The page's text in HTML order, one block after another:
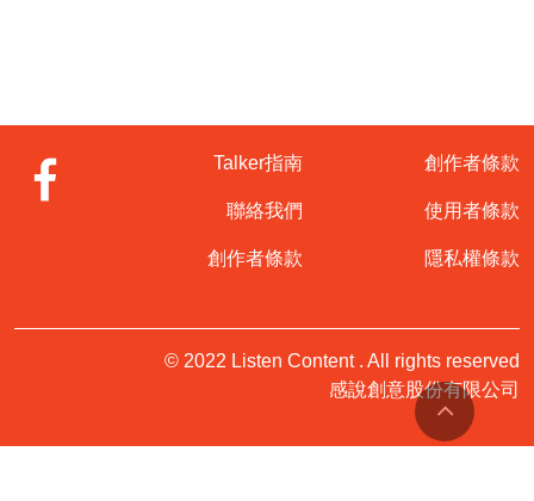
Talker指南
聯絡我們
創作者條款
創作者條款
使用者條款
隱私權條款
© 2022 Listen Content . All rights reserved
感說創意股份有限公司